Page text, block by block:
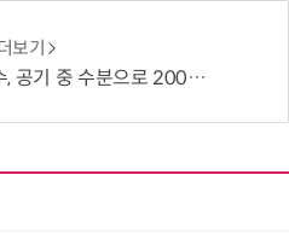
보기
분으로 200㎛ 피부 부착 전지 개발